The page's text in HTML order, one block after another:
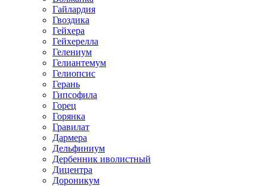
Гайлардия
Гвоздика
Гейхера
Гейхерелла
Гелениум
Гелиантемум
Гелиопсис
Герань
Гипсофила
Горец
Горянка
Гравилат
Дармера
Дельфиниум
Дербенник иволистный
Дицентра
Дороникум